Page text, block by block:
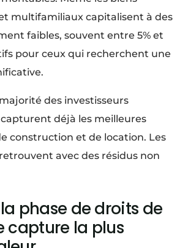
multifamiliaux capitalisent à des
faibles, souvent entre 5% et
pour ceux qui recherchent une
des investisseurs
déjà les meilleures
construction et de location. Les
avec des résidus non
phase de droits de
capture la plus